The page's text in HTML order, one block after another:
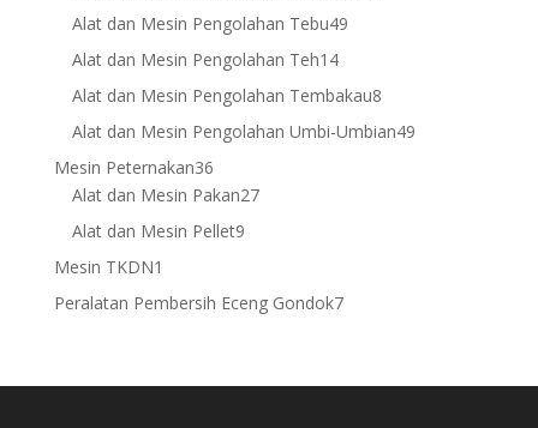
Alat dan Mesin Pengolahan Tebu4949
Alat dan Mesin Pengolahan Teh1414
products
Alat dan Mesin Pengolahan Tembakau88
products
Alat dan Mesin Pengolahan Umbi-Umbian4949
Mesin Peternakan3636
products
Alat dan Mesin Pakan2727
Alat dan Mesin Pellet99
Mesin TKDN1
product
Peralatan Pembersih Eceng Gondok77